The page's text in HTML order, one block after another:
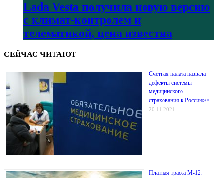
Lada Vesta получила новую версию
с климат-контролем и
телематикой, цена известна
СЕЙЧАС ЧИТАЮТ
Счетная палата назвала
дефекты системы
медицинского
страхования в России»/>
20.11.2021
Платная трасса М-12: